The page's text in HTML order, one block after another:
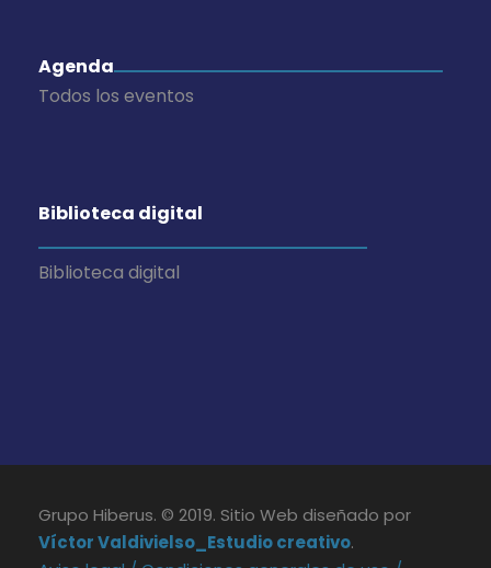
Agenda
Todos los eventos
Biblioteca digital
Biblioteca digital
Grupo Hiberus. © 2019. Sitio Web diseñado por
Víctor Valdivielso_Estudio creativo.